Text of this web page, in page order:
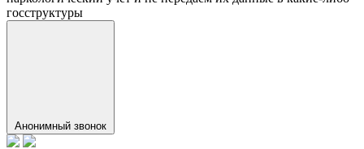
госструктуры
Анонимный звонок